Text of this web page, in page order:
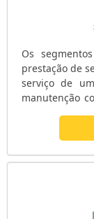
Os
prestação de
serviço de
manutenção
haja
geradores